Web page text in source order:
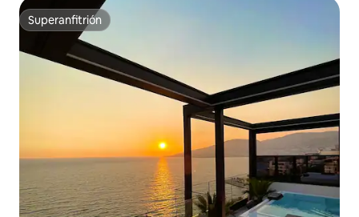
Superanfitrión
Superanfitrión